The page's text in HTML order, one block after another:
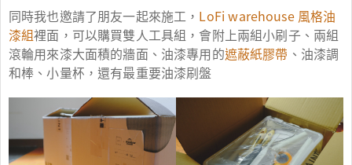
同時我也邀請了朋友一起來施工， LoFi warehouse 風格油
漆組裡面，可以購買雙人工具組，會附上兩組小刷子、兩組
滾輪用來漆大面積的牆面、油漆專用的遮蔽紙膠帶 、油漆調
和棒、小量杯，還有最重要油漆刷盤